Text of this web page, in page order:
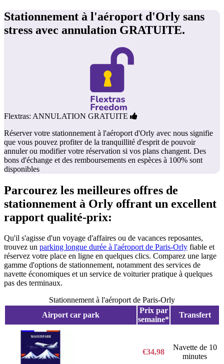
Stationnement à l'aéroport d'Orly sans
stress avec annulation GRATUITE.
Flextras: ANNULATION GRATUITE
Réserver votre stationnement à l'aéroport d'Orly avec nous signifie
que vous pouvez profiter de la tranquillité d'esprit de pouvoir
annuler ou modifier votre réservation si vos plans changent. Des
bons d'échange et des remboursements en espèces à 100% sont
disponibles
Parcourez les meilleures offres de
stationnement à Orly offrant un excellent
rapport qualité-prix:
Qu'il s'agisse d'un voyage d'affaires ou de vacances reposantes,
trouvez un parking longue durée à l'aéroport de Paris-Orly fiable et
réservez votre place en ligne en quelques clics. Comparez une large
gamme d'options de stationnement, notamment des services de
navette économiques et un service de voiturier pratique à quelques
pas des terminaux.
Stationnement à l'aéroport de Paris-Orly
Airport car park
Prix par
semaine*
Transfert
€34,98
Navette de 10
minutes